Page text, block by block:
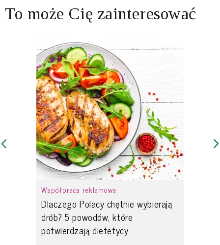
To może Cię zainteresować
Współpraca reklamowa
Dlaczego Polacy chętnie wybierają
drób? 5 powodów, które
potwierdzają dietetycy